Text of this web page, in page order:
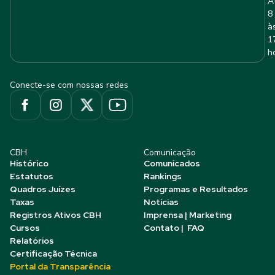
8
Conecte-se com nossas redes
CBH
Histórico
Estatutos
Quadros Juízes
Taxas
Registros Ativos CBH
Cursos
Relatórios
Certificação Técnica
Portal da Transparência
Comunicação
Comunicados
Rankings
Programas e Resultados
Notícias
Imprensa | Marketing
Contato | FAQ